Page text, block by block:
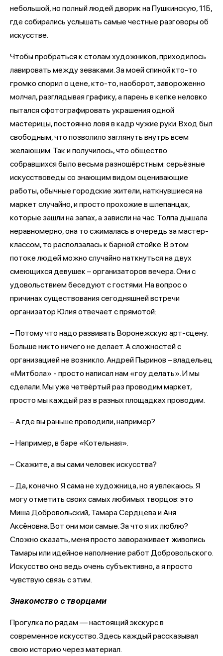
небольшой, но полный людей дворик на Пушкинскую, 11Б,
где собирались услышать самые честные разговоры об
искусстве.
Чтобы пробраться к столам художников, приходилось
лавировать между зеваками. За моей спиной кто-то
громко спорил о цене, кто-то, наоборот, завороженно
молчал, разглядывая графику, а парень в кепке неловко
пытался сфотографировать украшения одной
мастерицы, постоянно ловя в кадр чужие руки. Вход был
свободным, что позволило заглянуть внутрь всем
желающим. Так и получилось, что общество
собравшихся было весьма разношёрстным: серьёзные
искусствоведы со знающим видом оценивающие
работы, обычные городские жители, наткнувшиеся на
маркет случайно, и просто прохожие в шлепанцах,
которые зашли на запах, а зависли на час. Толпа дышала
неравномерно, она то сжималась в очередь за мастер-
классом, то расползалась к барной стойке. В этом
потоке людей можно случайно наткнуться на двух
смеющихся девушек – организаторов вечера. Они с
удовольствием беседуют с гостями. На вопрос о
причинах существования сегодняшней встречи
организатор Юлия отвечает с прямотой:
– Потому что надо развивать Воронежскую арт-сцену.
Больше никто ничего не делает. А сложностей с
организацией не возникло. Андрей Пыринов – владельец
«Митбола» - просто написал нам «гоу делать». И мы
сделали. Мы уже четвёртый раз проводим маркет,
просто мы каждый раз в разных площадках проводим.
– А где вы раньше проводили, например?
– Например, в баре «Котельная».
– Скажите, а вы сами человек искусства?
– Да, конечно. Я сама не художница, но я увлекаюсь. Я
могу отметить своих самых любимых творцов: это
Миша Добровольский, Тамара Сердцева и Аня
Аксёновна. Вот они мои самые. За что я их люблю?
Сложно сказать, меня просто завораживает живопись
Тамары или идейное наполнение работ Добровольского.
Искусство оно ведь очень субъективно, а я просто
чувствую связь с этим.
Знакомство с творцами
Прогулка по рядам — настоящий экскурс в
современное искусство. Здесь каждый рассказывал
свою историю через материал.